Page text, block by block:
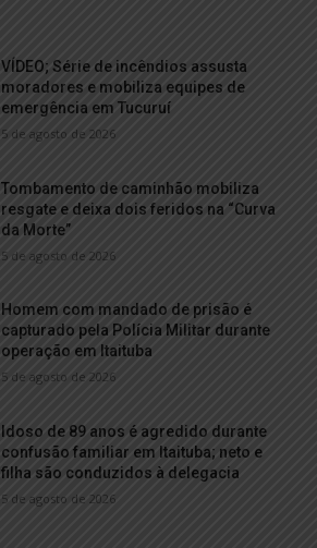
VÍDEO; Série de incêndios assusta
moradores e mobiliza equipes de
emergência em Tucuruí
5 de agosto de 2026
Tombamento de caminhão mobiliza
resgate e deixa dois feridos na “Curva
da Morte”
5 de agosto de 2026
Homem com mandado de prisão é
capturado pela Polícia Militar durante
operação em Itaituba
5 de agosto de 2026
Idoso de 89 anos é agredido durante
confusão familiar em Itaituba; neto e
filha são conduzidos à delegacia
5 de agosto de 2026